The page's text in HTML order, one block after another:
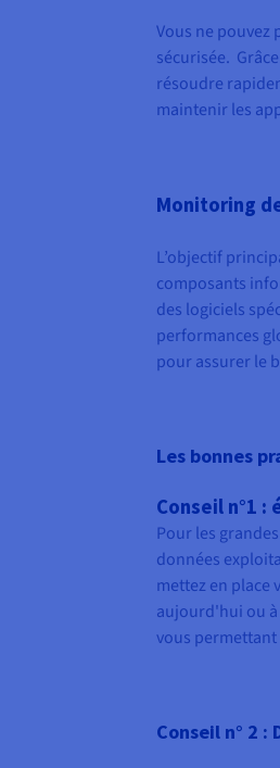
Vous ne pouvez
sécurisée.
résoudre
maintenir les
Monitoring
L’objectif
composants
des logiciels
performances
pour assurer le
Les bonnes
Conseil n°1
Pour les
données
mettez en place
aujourd'hui ou à
vous
Conseil n° 2